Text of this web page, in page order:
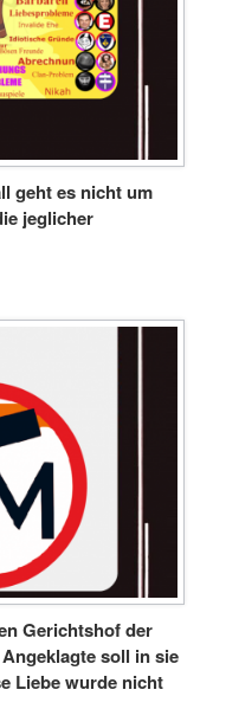
geht es nicht um
jeglicher
Gerichtshof der
soll in sie
Liebe wurde nicht